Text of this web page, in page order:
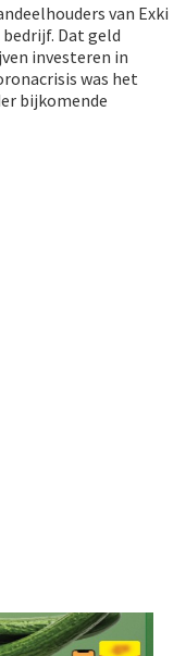
van Exki
Dat geld
investeren in
was het
bijkomende